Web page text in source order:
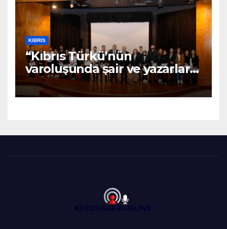
KIBRIS
“Kıbrıs Türkü’nün
varoluşunda şair ve yazarların
katkıları büyüktür” – BRTK